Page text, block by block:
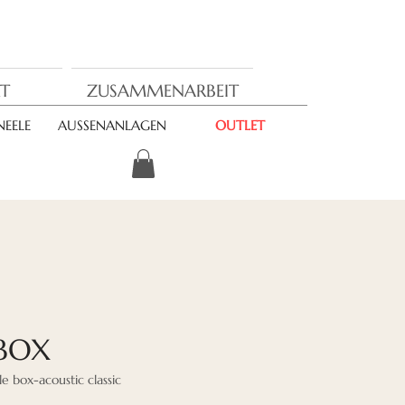
ZUSAMMENARBEIT
AUSSENANLAGEN OUTLET
box-acoustic classic